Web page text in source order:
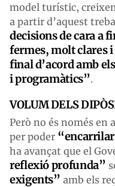
model turístic,
a partir d’aquest
decisions de cara a
fermes, molt clares
final d’acord amb
i programàtics”.
VOLUM DELS
Però no és només en
per poder
ha avançat que el
reflexió profunda”
exigents” amb els